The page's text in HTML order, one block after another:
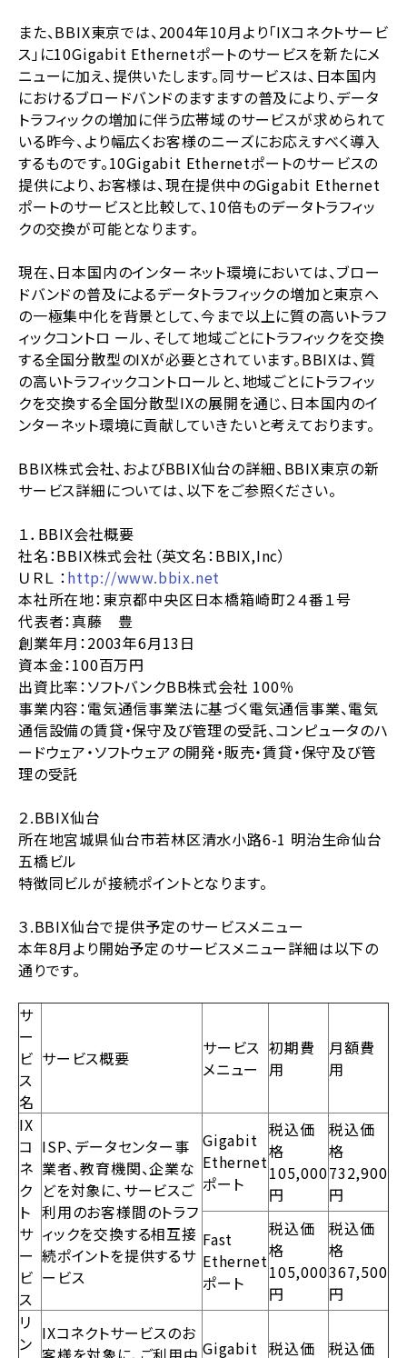
また、BBIX東京では、2004年10月より「IXコネクトサービ
ス」に10Gigabit Ethernetポートのサービスを新たにメ
ニューに加え、提供いたします。同サービスは、日本国内
におけるブロードバンドのますますの普及により、データ
トラフィックの増加に伴う広帯域のサービスが求められて
いる昨今、より幅広くお客様のニーズにお応えすべく導入
するものです。10Gigabit Ethernetポートのサービスの
提供により、お客様は、現在提供中のGigabit Ethernet
ポートのサービスと比較して、10倍ものデータトラフィッ
クの交換が可能となります。
現在、日本国内のインターネット環境においては、ブロー
ドバンドの普及によるデータトラフィックの増加と東京へ
の一極集中化を背景として、今まで以上に質の高いトラフ
ィックコントロ ール、そして地域ごとにトラフィックを交換
する全国分散型のIXが必要とされています。BBIXは、質
の高いトラフィックコントロールと、地域ごとにトラフィッ
クを交換する全国分散型IXの展開を通じ、日本国内のイ
ンターネット環境に貢献していきたいと考えております。
BBIX株式会社、およびBBIX仙台の詳細、BBIX東京の新
サービス詳細については、以下をご参照ください。
１．BBIX会社概要
社名：BBIX株式会社（英文名：BBIX,Inc）
ＵＲＬ ：http://www.bbix.net
本社所在地：東京都中央区日本橋箱崎町２４番１号
代表者：真藤 豊
創業年月：2003年6月13日
資本金：100百万円
出資比率：ソフトバンクBB株式会社 100％
事業内容：電気通信事業法に基づく電気通信事業、電気
通信設備の賃貸・保守及び管理の受託、コンピュータのハ
ードウェア・ソフトウェアの開発・販売・賃貸・保守及び管
理の受託
２.BBIX仙台
所在地宮城県仙台市若林区清水小路6-1 明治生命仙台
五橋ビル
特徴同ビルが接続ポイントとなります。
３.BBIX仙台で提供予定のサービスメニュー
本年8月より開始予定のサービスメニュー詳細は以下の
通りです。
サ
ー
ビ
ス
名
サービス概要
サービス
メニュー
初期費
用
月額費
用
IX
コ
ネ
ク
ト
サ
ー
ビ
ス
ISP、データセンター事
業者、教育機関、企業な
どを対象に、サービスご
利用のお客様間のトラフ
ィックを交換する相互接
続ポイントを提供するサ
ービス
Gigabit
Ethernet
ポート
税込価
格
105,000
円
税込価
格
732,900
円
Fast
Ethernet
ポート
税込価
格
105,000
円
税込価
格
367,500
円
リ
ン IXコネクトサービスのお
Gigabit 税込価 税込価